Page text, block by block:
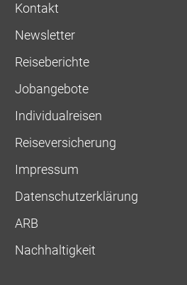
Kontakt
Newsletter
Reiseberichte
Jobangebote
Individualreisen
Reiseversicherung
Impressum
Datenschutzerklärung
ARB
Nachhaltigkeit